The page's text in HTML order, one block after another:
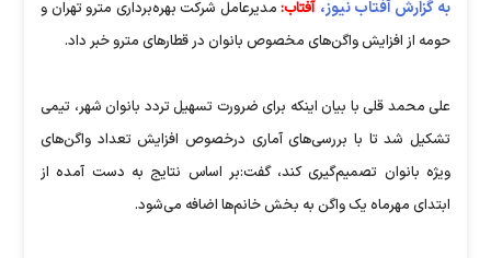
به گزارش آفتاب نیوز، آفتاب: مدیرعامل شرکت بهره‌برداری مترو تهران و
حومه از افزایش واگن‌های مخصوص بانوان در قطارهای مترو خبر داد.
علی محمد قلی با بیان اینکه برای ضرورت تسهیل تردد بانوان شهر، تیمی
تشکیل شد تا با بررسی‌های آماری درخصوص افزایش تعداد واگن‌های
ویژه بانوان تصمیم‌گیری کند، گفت:بر اساس نتایج به دست آمده از
ابتدای مهرماه یک واگن به بخش خانم‌ها اضافه می‌شود.